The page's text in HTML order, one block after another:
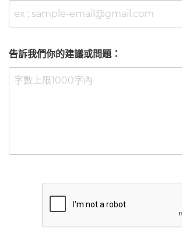
告訴我們你的建議或問題：